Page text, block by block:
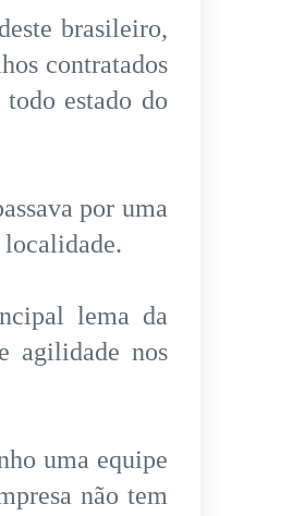
brasileiro,
contratados
estado do
por uma
lema da
agilidade nos
uma equipe
não tem